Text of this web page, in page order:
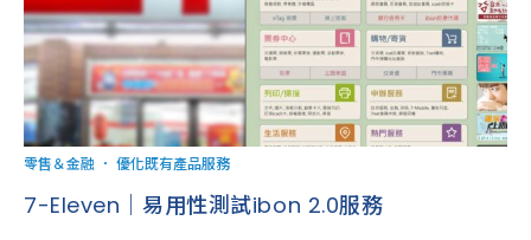
零售＆金融 ． 優化既有產品服務
7-Eleven｜易用性測試ibon 2.0服務